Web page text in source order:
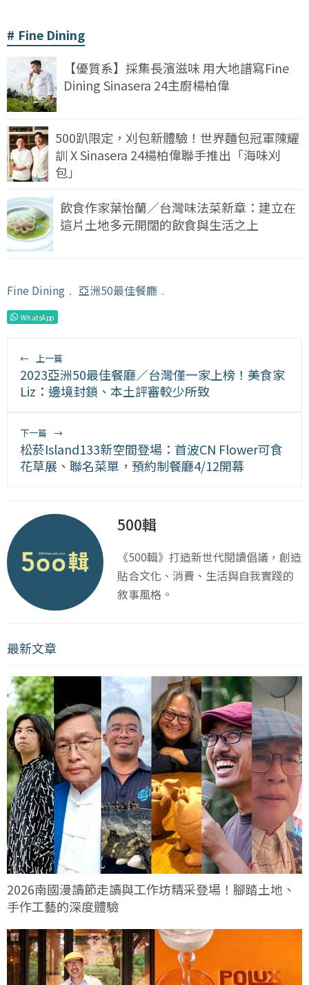
Fine Dining
【優質系】採集長濱滋味 用大地譜寫Fine
Dining Sinasera 24主廚楊柏偉
500趴限定，刈包新體驗！世界麵包冠軍陳耀
訓 X Sinasera 24楊柏偉聯手推出「海味刈
包」
飲食作家葉怡蘭／台灣味法菜新章：建立在
這片土地多元開闊的飲食與生活之上
Fine Dining ﹒ 亞洲50最佳餐廳 ﹒
WhatsApp
← 上一篇
2023亞洲50最佳餐廳／台灣僅一家上榜！美食家
Liz：邊境封鎖、本土評審較少所致
下一篇 →
松菸Island133新空間登場：首波CN Flower可食
花草展、聯名菜單，預約制餐廳4/12開幕
500輯
《500輯》打造新世代閱讀倡議，創造
貼合文化、消費、生活與自我實踐的
敘事風格。
最新文章
2026南國漫讀節走讀與工作坊精采登場！腳踏土地、
手作工藝的深度體驗